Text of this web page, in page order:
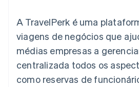
pagamento
de 125
Terminal
Pagamentos
presenciais
Authorization
contábil
Stripe Sigma
Relatórios
Data Pipeline
Sincronização
de dados
Plataformas
SaaS
Por setor
uso
Emita cartões
respaldados por
stablecoins
Provisione e
serviços com
produto
Conferência anual
sessões
Carreiras
Sala de imprensa
Stripe Press
A TravelPerk é uma
viagens de negócios que
médias empresas a
centralizada todos os
como reservas de